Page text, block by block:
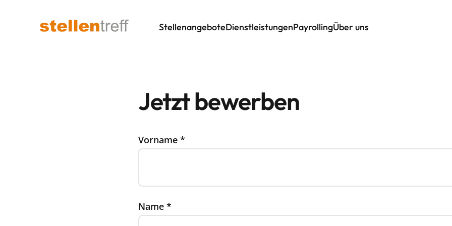
StellenangeboteDienstleistungenPayrollingÜber uns
Jetzt bewerben
Vorname *
Name *